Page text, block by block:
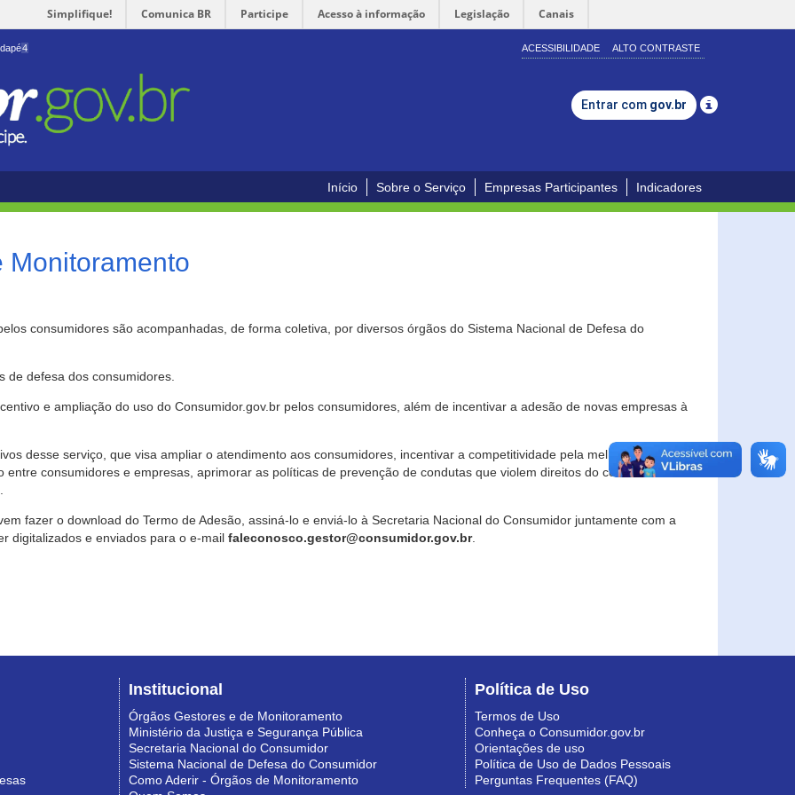
Simplifique! Comunica BR Participe Acesso à informação Legislação Canais
4 ACESSIBILIDADE ALTO CONTRASTE
Entrar com gov.br
Início Sobre o Serviço Empresas Participantes Indicadores
Monitoramento
consumidores são acompanhadas, de forma coletiva, por diversos órgãos do Sistema Nacional de Defesa do
de defesa dos consumidores.
e ampliação do uso do Consumidor.gov.br pelos consumidores, além de incentivar a adesão de novas empresas à
desse serviço, que visa ampliar o atendimento aos consumidores, incentivar a competitividade pela melhoria da
consumidores e empresas, aprimorar as políticas de prevenção de condutas que violem direitos do consumidor e
fazer o download do Termo de Adesão, assiná-lo e enviá-lo à Secretaria Nacional do Consumidor juntamente com a
digitalizados e enviados para o e-mail faleconosco.gestor@consumidor.gov.br.
Institucional
Órgãos Gestores e de Monitoramento
Ministério da Justiça e Segurança Pública
Secretaria Nacional do Consumidor
Sistema Nacional de Defesa do Consumidor
Como Aderir - Órgãos de Monitoramento
Política de Uso
Termos de Uso
Conheça o Consumidor.gov.br
Orientações de uso
Política de Uso de Dados Pessoais
Perguntas Frequentes (FAQ)